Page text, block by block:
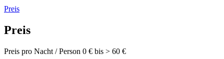
Preis
Preis
Preis pro Nacht / Person 0 € bis > 60 €